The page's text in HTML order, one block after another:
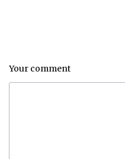
Your comment